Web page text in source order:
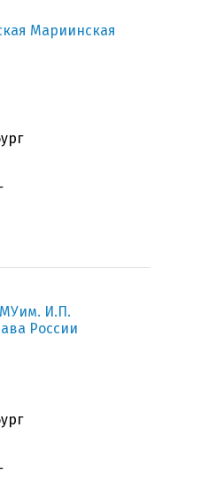
Мариинская
И.П.
России